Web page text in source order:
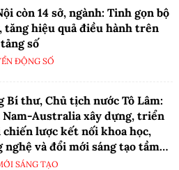
còn 14 sở, ngành: Tinh gọn bộ
tăng hiệu quả điều hành trên
số
ĐỘNG SỐ
Bí thư, Chủ tịch nước Tô Lâm:
Australia xây dựng, triển
chiến lược kết nối khoa học,
nghệ và đổi mới sáng tạo tầm
dài hạn
SÁNG TẠO